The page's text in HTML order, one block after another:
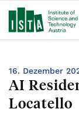
16. Dezember
AI
Locatello